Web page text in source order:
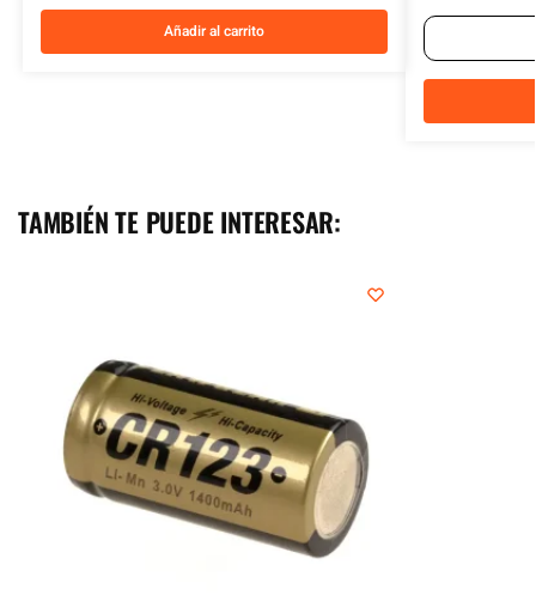
Añadir al carrito
TAMBIÉN TE PUEDE INTERESAR: